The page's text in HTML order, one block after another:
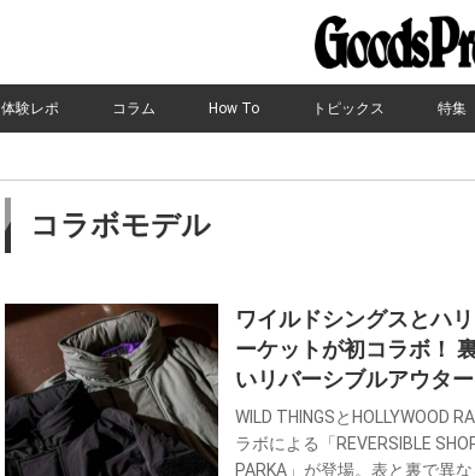
体験レポ コラム How To トピックス 特集
コラボモデル
ワイルドシングスとハ
ーケットが初コラボ！
いリバーシブルアウター
WILD THINGSとHOLLYWOOD
ラボによる「REVERSIBLE
PARKA」が登場。表と裏で異